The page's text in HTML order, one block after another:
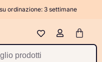
ordinazione: 3 settimane